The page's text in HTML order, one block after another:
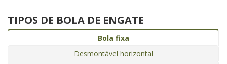
TIPOS DE BOLA DE ENGATE
Bola fixa
Desmontável horizontal